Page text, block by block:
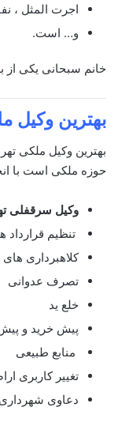
اجرت المثل ،
و… است.
خانم سبحانی یکی از
بهترین وکیل
بهترین وکیل ملکی
حوزه ملکی است با انجام 400 پرونده ملکی
وکیل سرقفلی
تنظیم قرارداد
کلاهبرداری
تصرف عدوانی
خلع ید
پیش خرید و
منابع طبیعی
تغییر کاربری
دعاوی شهرداری